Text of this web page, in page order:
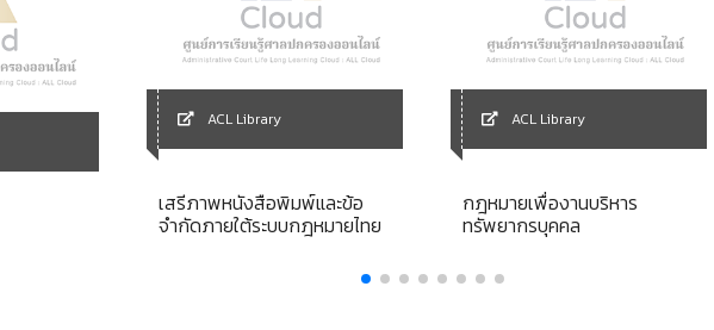
ACL Library
เสรีภาพหนังสือพิมพ์และข้อ
จำกัดภายใต้ระบบกฎหมายไทย
ACL Library
กฎหมายเพื่องานบริหาร
ทรัพยากรบุคคล